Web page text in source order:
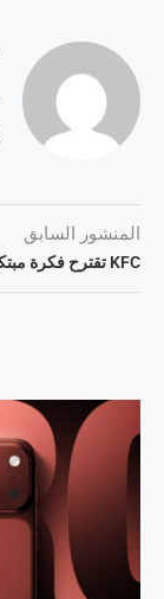
المنشور السابق
KFC تقترح فكرة مبتكرة لتدعيم أوقات المشاركة لحرفائها :